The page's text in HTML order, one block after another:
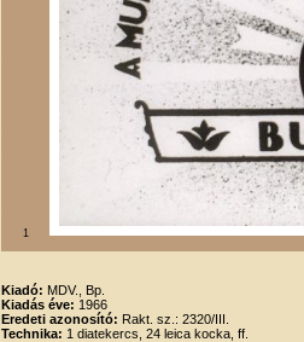
1
Kiadó: MDV., Bp.
Kiadás éve: 1966
Eredeti azonosító: Rakt. sz.: 2320/III.
Technika: 1 diatekercs, 24 leica kocka, ff.